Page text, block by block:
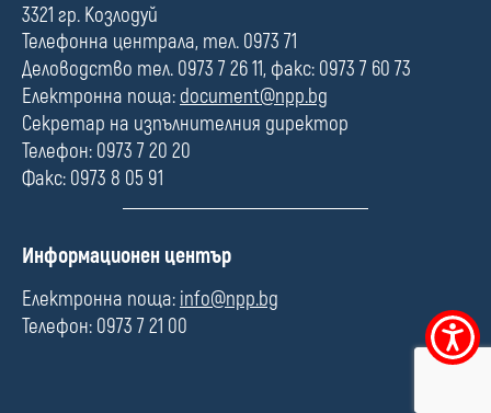
Меню
за
л
е
3321 гр. Козлодуй
Телефонна централа, тел. 0973 71
Деловодство тел. 0973 7 26 11, факс: 0973 7 60 73
Електронна поща: document@npp.bg
Секретар на изпълнителния директор
Телефон: 0973 7 20 20
Факс: 0973 8 05 91
П
л
е
Информационен център
Електронна поща: info@npp.bg
Телефон: 0973 7 21 00